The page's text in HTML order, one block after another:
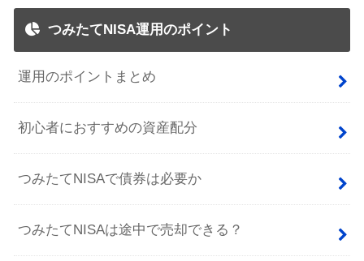
つみたてNISA運用のポイント
運用のポイントまとめ
初心者におすすめの資産配分
つみたてNISAで債券は必要か
つみたてNISAは途中で売却できる？